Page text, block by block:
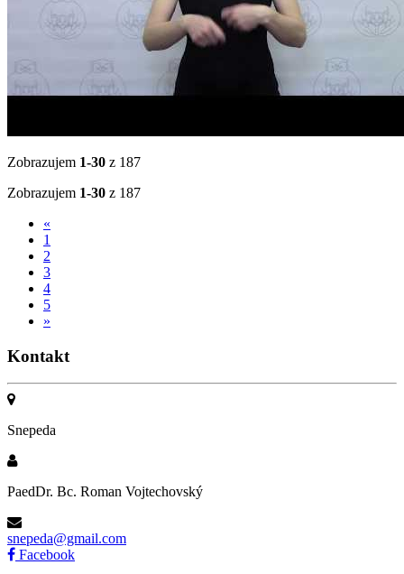
Zobrazujem 1-30 z 187
Zobrazujem 1-30 z 187
«
1
2
3
4
5
»
Kontakt
Snepeda
PaedDr. Bc. Roman Vojtechovský
snepeda@gmail.com
Facebook